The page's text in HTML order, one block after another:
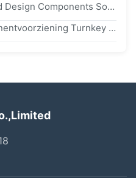
2-48 Laag FPGA PCB Board Design Components Sourcing Service ODM
Analoog SMD PCB-Componentvoorziening Turnkey Assembly Service